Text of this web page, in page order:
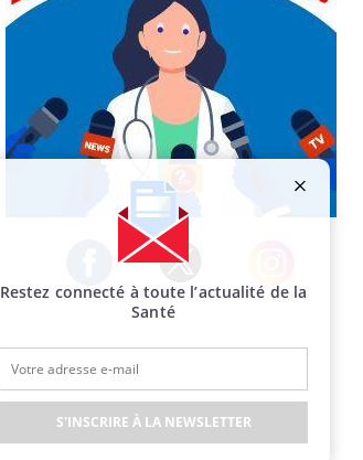
Facebook Twitter Instagram
Restez connecté à toute l’actualité de la
Santé
S'INSCRIRE À LA NEWSLETTER